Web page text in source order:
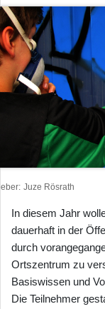
Juze Rösrath
In diesem Jahr
dauerhaft in der
durch
Ortszentrum zu
Basiswissen und
Die Teilnehmer